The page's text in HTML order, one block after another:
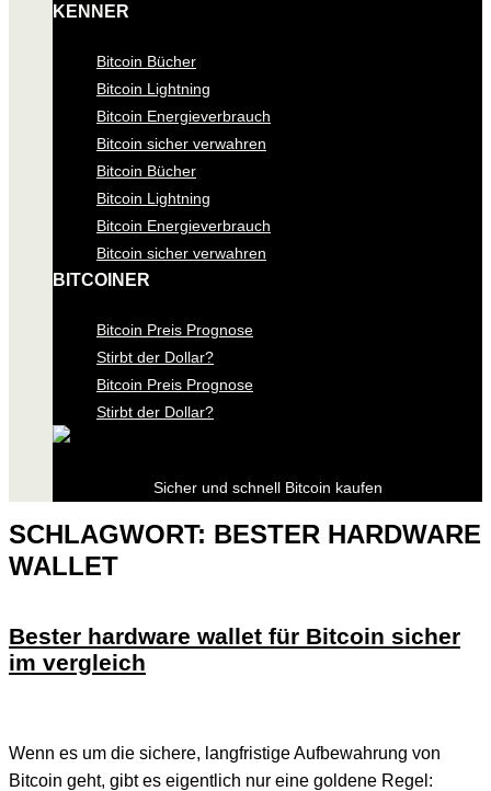
KENNER
Bitcoin Bücher
Bitcoin Lightning
Bitcoin Energieverbrauch
Bitcoin sicher verwahren
Bitcoin Bücher
Bitcoin Lightning
Bitcoin Energieverbrauch
Bitcoin sicher verwahren
BITCOINER
Bitcoin Preis Prognose
Stirbt der Dollar?
Bitcoin Preis Prognose
Stirbt der Dollar?
Sicher und schnell Bitcoin kaufen
SCHLAGWORT: BESTER HARDWARE
WALLET
Bester hardware wallet für Bitcoin sicher
im vergleich
Wenn es um die sichere, langfristige Aufbewahrung von
Bitcoin geht, gibt es eigentlich nur eine goldene Regel: